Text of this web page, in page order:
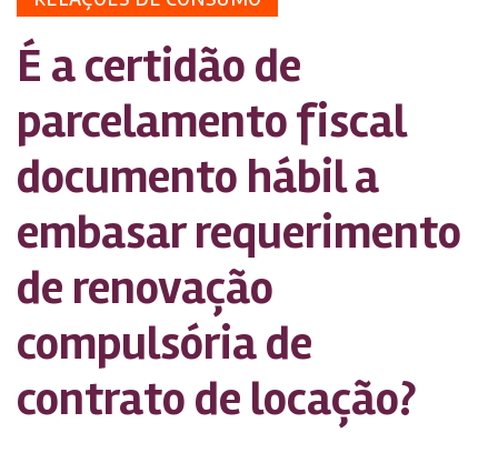
É a certidão de
parcelamento fiscal
documento hábil a
embasar requerimento
de renovação
compulsória de
contrato de locação?